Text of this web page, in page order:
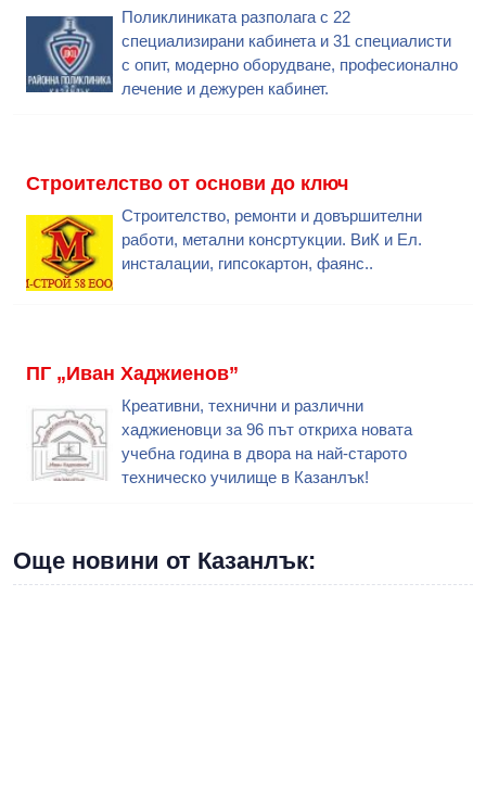
Поликлиниката разполага с 22
специализирани кабинета и 31 специалисти
с опит, модерно оборудване, професионално
лечение и дежурен кабинет.
Строителство от основи до ключ
Строителство, ремонти и довършителни
работи, метални консртукции. ВиК и Ел.
инсталации, гипсокартон, фаянс..
ПГ „Иван Хаджиенов”
Креативни, технични и различни
хаджиеновци за 96 път откриха новата
учебна година в двора на най-старото
техническо училище в Казанлък!
Още новини от Казанлък: